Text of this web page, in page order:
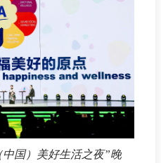
国）美好生活之夜”晚